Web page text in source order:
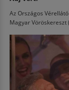
Az Országos
Magyar Vöröskereszt